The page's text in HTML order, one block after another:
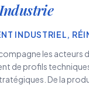
INDUSTRIEL,
les acteurs
de profils
De la